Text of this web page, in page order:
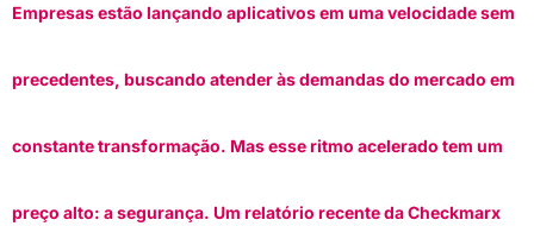
Empresas estão lançando aplicativos em uma velocidade sem
precedentes, buscando atender às demandas do mercado em
constante transformação. Mas esse ritmo acelerado tem um
preço alto: a segurança. Um relatório recente da Checkmarx